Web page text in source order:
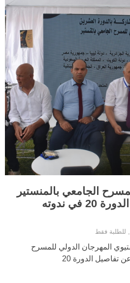
الجامعي بالمنستير
يكشف عن تفاصيل الدورة 20 في ندوته
للطلبة فقط
المهرجان الدولي للمسرح
تفاصيل الدورة 20